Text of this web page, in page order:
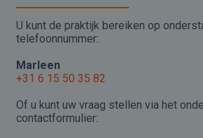
U kunt de praktijk bereiken op
telefoonnummer:
Marleen
+31 6 15 50 35 82
Of u kunt uw vraag stellen via het
contactformulier: